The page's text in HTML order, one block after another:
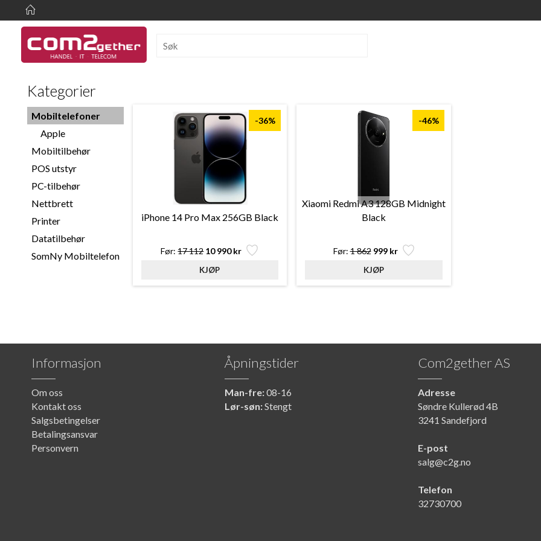
Kategorier
Mobiltelefoner
Apple
Mobiltilbehør
POS utstyr
PC-tilbehør
Nettbrett
Printer
Datatilbehør
SomNy Mobiltelefon
-36%
iPhone 14 Pro Max 256GB Black
Før: 17 112 10 990 kr
-46%
Xiaomi Redmi A3 128GB Midnight
Black
Før: 1 862 999 kr
Informasjon
Om oss
Kontakt oss
Salgsbetingelser
Betalingsansvar
Personvern
Åpningstider
Man-fre:08-16
Lør-søn:Stengt
Com2gether AS
Adresse
Søndre Kullerød 4B
3241 Sandefjord
E-post
salg@c2g.no
Telefon
32730700